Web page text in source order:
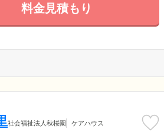
料金見積もり
社会福祉法人秋桜園 ケアハウス